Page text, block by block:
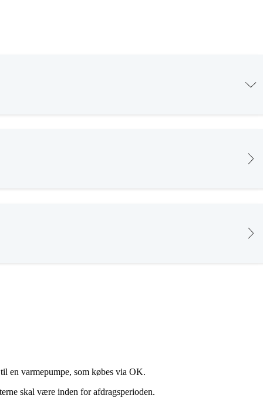
en varmepumpe, som købes via OK.
skal være inden for afdragsperioden.